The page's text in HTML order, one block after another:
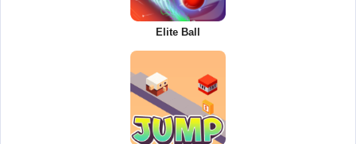
Elite Ball